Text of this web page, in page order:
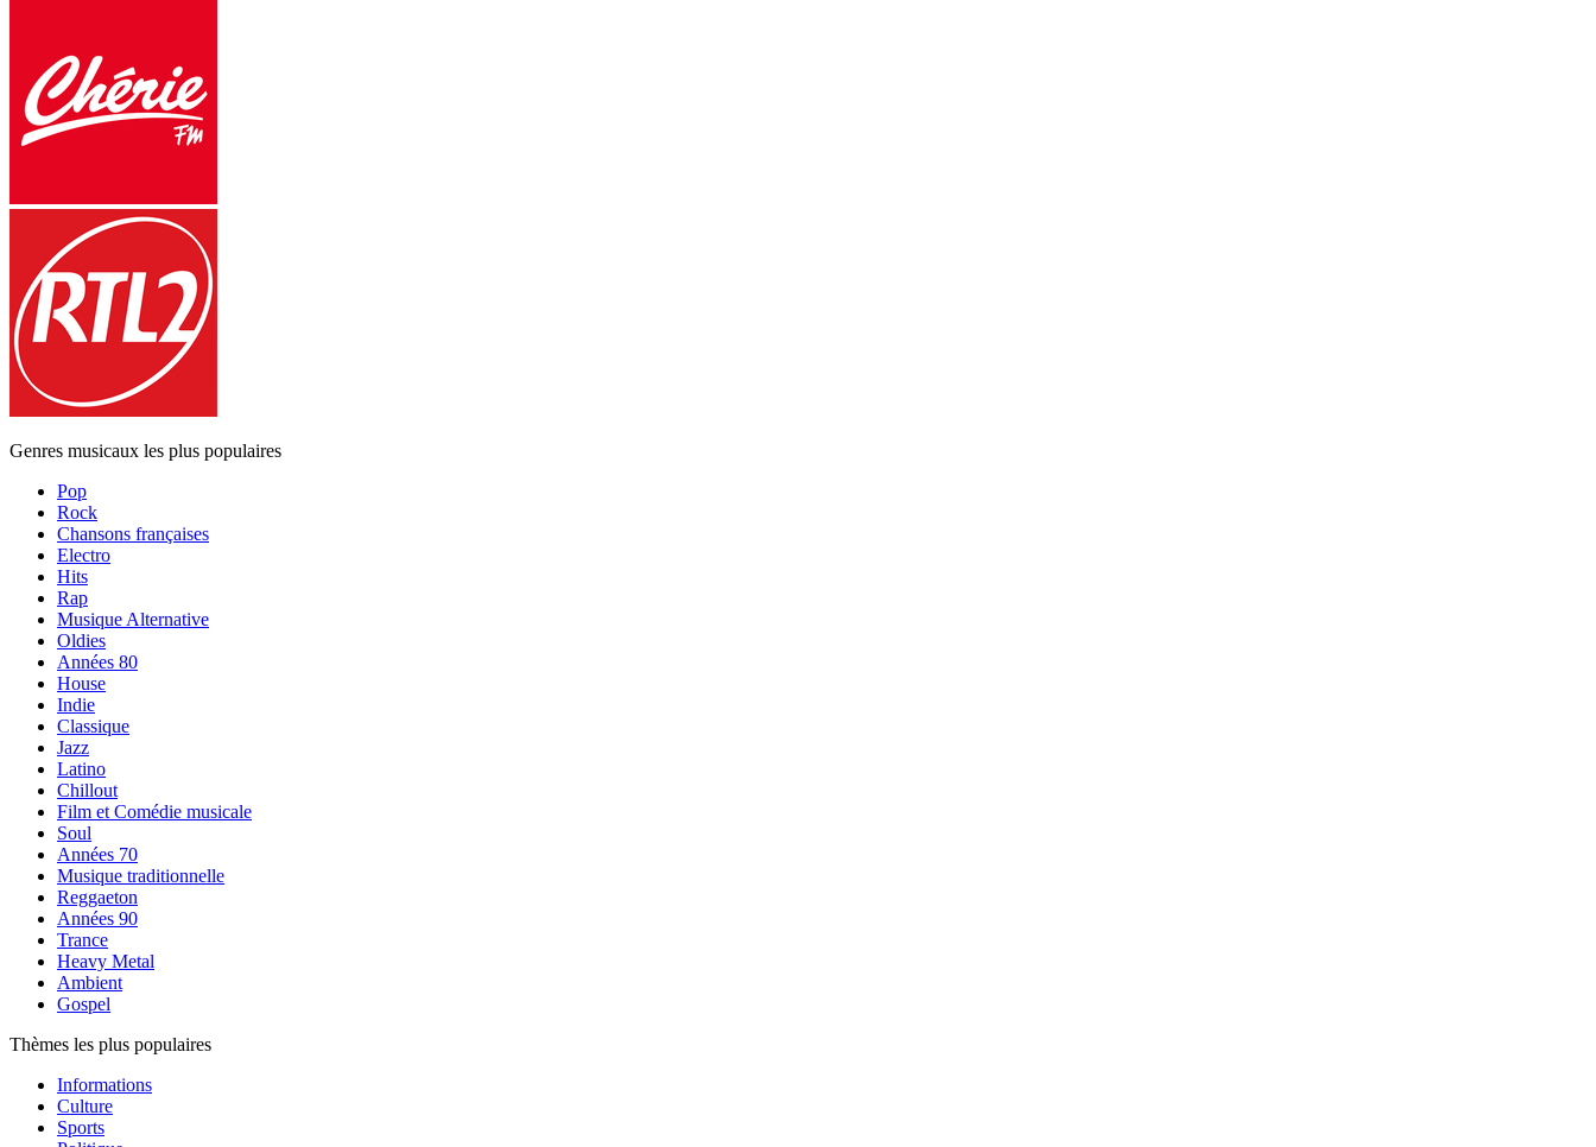
Genres musicaux les plus populaires
Pop
Rock
Chansons françaises
Electro
Hits
Rap
Musique Alternative
Oldies
Années 80
House
Indie
Classique
Jazz
Latino
Chillout
Film et Comédie musicale
Soul
Années 70
Musique traditionnelle
Reggaeton
Années 90
Trance
Heavy Metal
Ambient
Gospel
Thèmes les plus populaires
Informations
Culture
Sports